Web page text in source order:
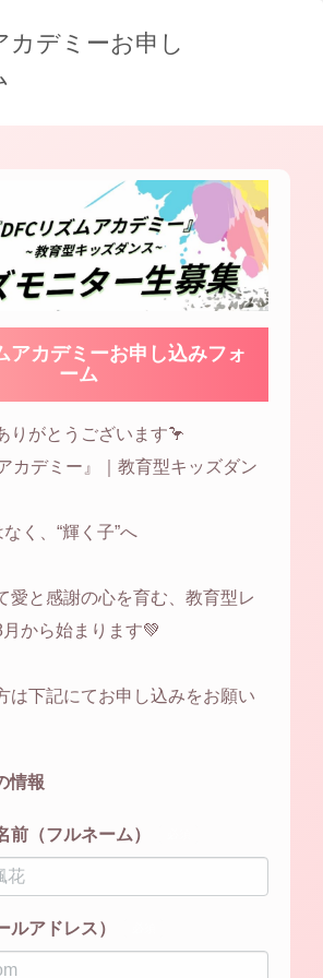
カデミーお申し
アカデミーお申し込みフォ
ーム
りがとうございます🦩
カデミー』｜教育型キッズダン
く、“輝く子”へ
愛と感謝の心を育む、教育型レ
から始まります💚
は下記にてお申し込みをお願い
情報
前（フルネーム）
ルアドレス）